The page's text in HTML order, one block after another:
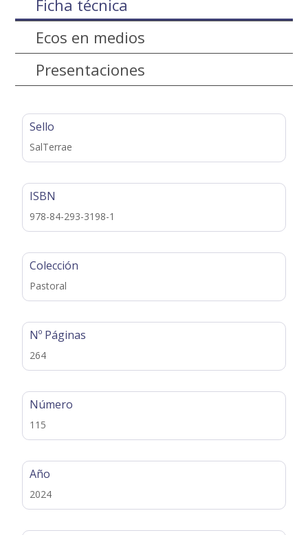
Ficha técnica
Ecos en medios
Presentaciones
Sello
SalTerrae
ISBN
978-84-293-3198-1
Colección
Pastoral
Nº Páginas
264
Número
115
Año
2024